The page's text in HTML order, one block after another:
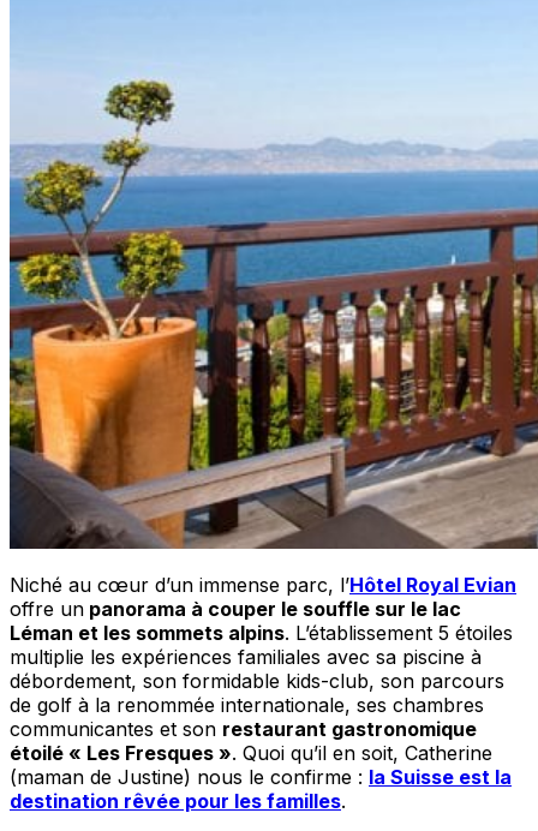
Niché au cœur d’un immense parc, l’Hôtel Royal Evian
offre un panorama à couper le souffle sur le lac
Léman et les sommets alpins. L’établissement 5 étoiles
multiplie les expériences familiales avec sa piscine à
débordement, son formidable kids-club, son parcours
de golf à la renommée internationale, ses chambres
communicantes et son restaurant gastronomique
étoilé « Les Fresques ». Quoi qu’il en soit, Catherine
(maman de Justine) nous le confirme : la Suisse est la
destination rêvée pour les familles.